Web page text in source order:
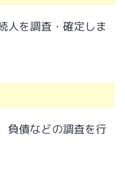
人を調査・確定しま
負債などの調査を行